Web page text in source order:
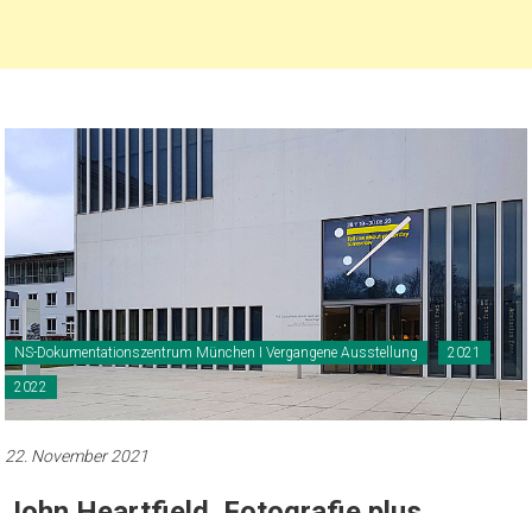
NS-Dokumentationszentrum München I Vergangene Ausstellung 2021
2022
22. November 2021